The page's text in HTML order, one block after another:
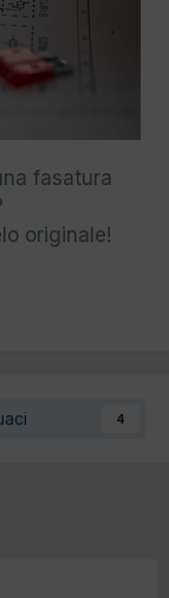
fasatura
originale!
4